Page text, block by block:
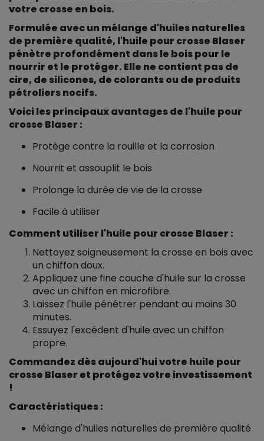
votre crosse en bois.
Formulée avec un mélange d'huiles naturelles
de première qualité, l'huile pour crosse Blaser
pénètre profondément dans le bois pour le
nourrir et le protéger. Elle ne contient pas de
cire, de silicones, de colorants ou de produits
pétroliers nocifs.
Voici les principaux avantages de l'huile pour
crosse Blaser :
Protège contre la rouille et la corrosion
Nourrit et assouplit le bois
Prolonge la durée de vie de la crosse
Facile à utiliser
Comment utiliser l'huile pour crosse Blaser :
Nettoyez soigneusement la crosse en bois avec
un chiffon doux.
Appliquez une fine couche d'huile sur la crosse
avec un chiffon en microfibre.
Laissez l'huile pénétrer pendant au moins 30
minutes.
Essuyez l'excédent d'huile avec un chiffon
propre.
Commandez dès aujourd'hui votre huile pour
crosse Blaser et protégez votre investissement
!
Caractéristiques :
Mélange d'huiles naturelles de première qualité